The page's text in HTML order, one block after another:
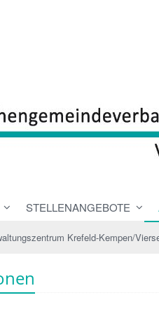
STELLENANGEBOTE
Krefeld-Kempen/